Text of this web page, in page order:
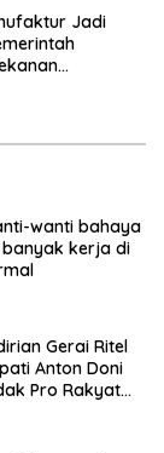
Jadi
wanti bahaya
banyak kerja di
Gerai Ritel
Anton Doni
Pro Rakyat